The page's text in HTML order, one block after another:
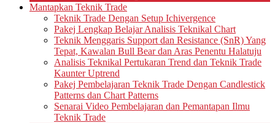
Mantapkan Teknik Trade
Teknik Trade Dengan Setup Ichivergence
Pakej Lengkap Belajar Analisis Teknikal Chart
Teknik Menggaris Support dan Resistance (SnR) Yang
Tepat, Kawalan Bull Bear dan Aras Penentu Halatuju
Analisis Teknikal Pertukaran Trend dan Teknik Trade
Kaunter Uptrend
Pakej Pembelajaran Teknik Trade Dengan Candlestick
Patterns dan Chart Patterns
Senarai Video Pembelajaran dan Pemantapan Ilmu
Teknik Trade